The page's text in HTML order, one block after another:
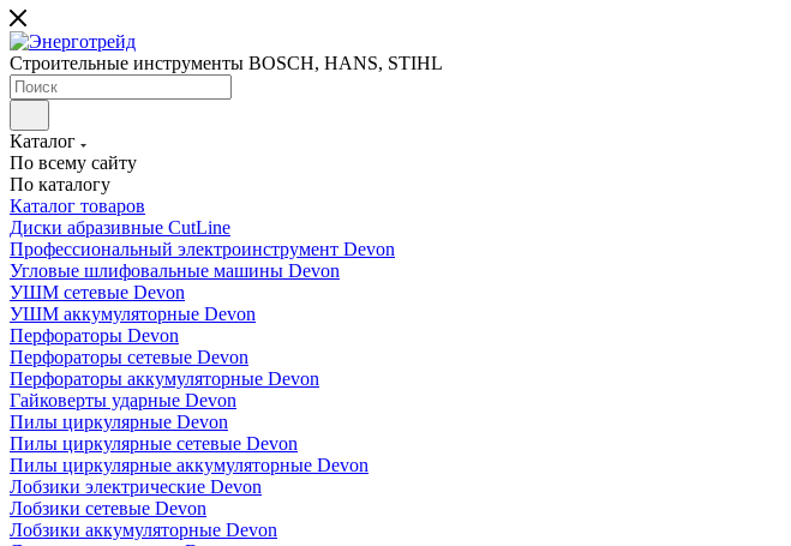
Строительные инструменты BOSCH, HANS, STIHL
Каталог
По всему сайту
По каталогу
Каталог товаров
Диски абразивные CutLine
Профессиональный электроинструмент Devon
Угловые шлифовальные машины Devon
УШМ сетевые Devon
УШМ аккумуляторные Devon
Перфораторы Devon
Перфораторы сетевые Devon
Перфораторы аккумуляторные Devon
Гайковерты ударные Devon
Пилы циркулярные Devon
Пилы циркулярные сетевые Devon
Пилы циркулярные аккумуляторные Devon
Лобзики электрические Devon
Лобзики сетевые Devon
Лобзики аккумуляторные Devon